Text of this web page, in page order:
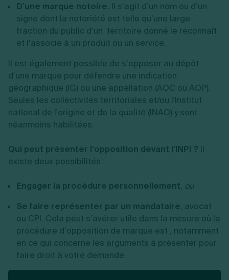
D’une marque notoire. Il s’agit d’un nom ou d’un
signe dont la notoriété est telle qu’une large
fraction du public d’un territoire donné le reconnaît
et l’associe à un produit ou un service.
Il est également possible de s’opposer au dépôt
d’une marque pour défendre une indication
géographique (IG) ou une appellation (AOC ou AOP).
Seules les collectivités territoriales et/ou l'Institut
national de l'origine et de la qualité (INAO) y sont
néanmoins habilitées.
Qui peut présenter l’opposition devant l’INPI ? Il
existe deux possibilités :
Engager la procédure personnellement, ou
Se faire représenter par un mandataire, avocat
ou CPI. Cela peut s’avérer utile dans la mesure où la
procédure d’opposition de marque est , notamment
en ce qui concerne les arguments à présenter pour
faire droit à votre demande.